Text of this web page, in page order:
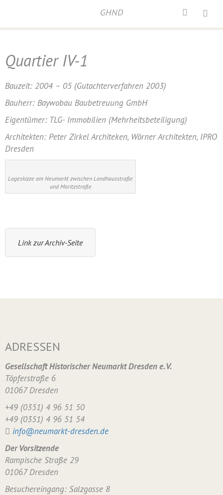
Quartier IV-1
Quartier IV-1
Bauzeit: 2004 – 05 (Gutachterverfahren 2003)
Bauherr: Baywobau Baubetreuung GmbH
Eigentümer: TLG- Immobilien (Mehrheitsbeteiligung)
Architekten: Peter Zirkel Architeken, Wörner Architekten, IPRO
Dresden
Lageskizze am Neumarkt zwischen Landhausstraße
und Moritzstraße
Link zur Archiv-Seite
ADRESSEN
Gesellschaft Historischer Neumarkt Dresden e. V.
Töpferstraße 6
01067 Dresden
+49 (0351) 4 96 51 50
+49 (0351) 4 96 51 54
info@neumarkt-dresden.de
Der Vorsitzende
Rampische Straße 29
01067 Dresden
Besuchereingang: Salzgasse 8
GHND